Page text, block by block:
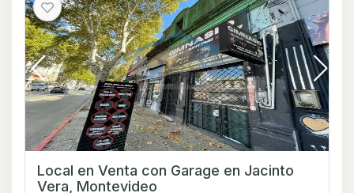
Local en Venta con Garage en Jacinto
Vera, Montevideo